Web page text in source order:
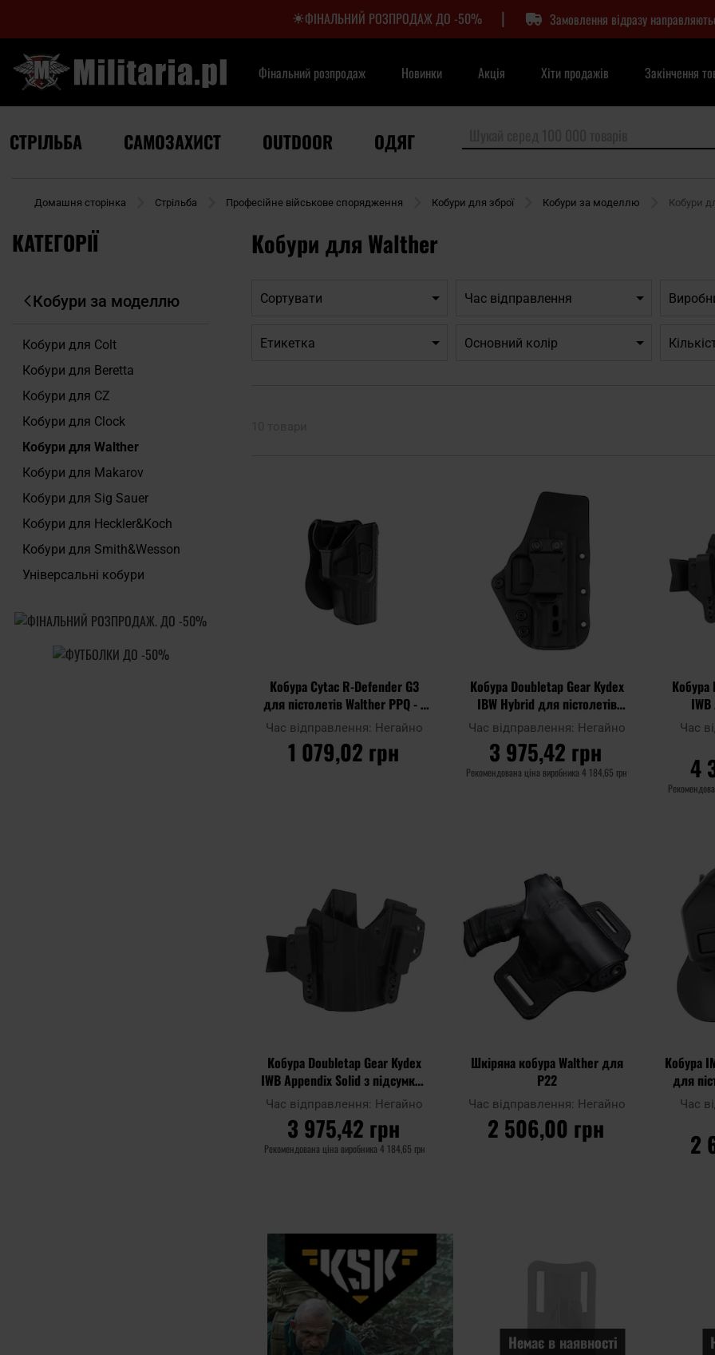
ФІНАЛЬНИЙ РОЗПРОДАЖ ДО -50% | Замовлення відразу
Фінальний розпродаж Новинки Акція Хіти продажів Закінчення
СТРІЛЬБА САМОЗАХИСТ OUTDOOR ОДЯГ
Домашня сторінка Стрільба Професійне військове спорядження Кобури для зброї Кобури за моделлю Кобури
Кобури для Walther
КАТЕГОРІЇ
Кобури за моделлю
Кобури для Colt
Кобури для Beretta
Кобури для CZ
Кобури для Clock
Кобури для Walther
Кобури для Makarov
Кобури для Sig Sauer
Кобури для Heckler&Koch
Кобури для Smith&Wesson
Універсальні кобури
Сортувати Час відправлення
Етикетка Основний колір
Кобура Cytac R-Defender G3
для пістолетів Walther PPQ - з
фліпером
Час відправлення: Негайно
1 079,02 грн
Кобура Doubletap Gear Kydex
IBW Hybrid для пістолетів
Walther P99 - Black
Час відправлення: Негайно
3 975,42 грн
Рекомендована ціна виробника 4 184,65 грн
Кобура
Час
4
Додати до
порівняння
уподобань
Кобура Doubletap Gear Kydex
IWB Appendix Solid з підсумком
для пістолетів Walther P99 -
Black
Час відправлення: Негайно
3 975,42 грн
Рекомендована ціна виробника 4 184,65 грн
порівняння
уподобань
Шкіряна кобура Walther для
P22
Час відправлення: Негайно
2 506,00 грн
порівняння
Кобура
для
Час
2
Немає в наявності